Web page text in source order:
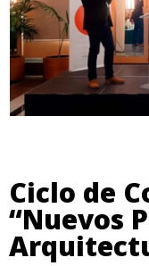
Ciclo de
“Nuevos